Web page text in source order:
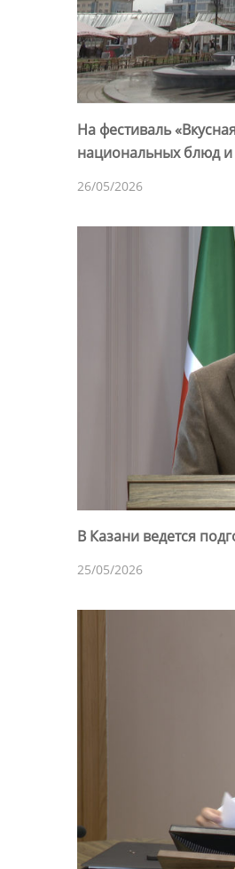
На фестиваль
национальных блюд и
26/05/2026
В Казани ведется
25/05/2026